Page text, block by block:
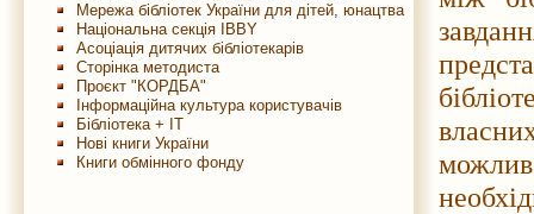
Мережа бібліотек України для дітей, юнацтва
Національна секція IBBY
Асоціація дитячих бібліотекарів
Сторінка методиста
Проєкт "КОРДБА"
Інформаційна культура користувачів
Бібліотека + IT
Нові книги України
Книги обмінного фонду